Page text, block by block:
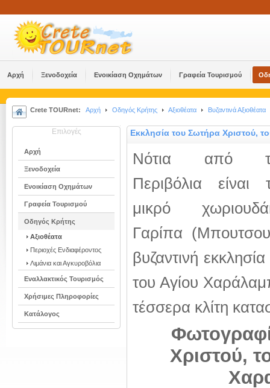
Αρχή Ξενοδοχεία Ενοικίαση Οχημάτων Γραφεία Τουρισμού
Crete TOURnet: Αρχή Οδηγός Κρήτης Αξιοθέατα Βυζαντινά Αξιοθέατα
Επιλογές
Αρχή
Ξενοδοχεία
Ενοικίαση Οχημάτων
Γραφεία Τουρισμού
Οδηγός Κρήτης
Αξιοθέατα
Περιοχές Ενδιαφέροντος
Λιμάνια και Αγκυροβόλια
Εναλλακτικός Τουρισμός
Χρήσιμες Πληροφορίες
Κατάλογος
Εκκλησία του Σωτήρα Χριστού,
Νότια από
Περιβόλια είναι
μικρό
Γαρίπα
βυζαντινή
του Αγίου
τέσσερα κλίτη
Χριστού,